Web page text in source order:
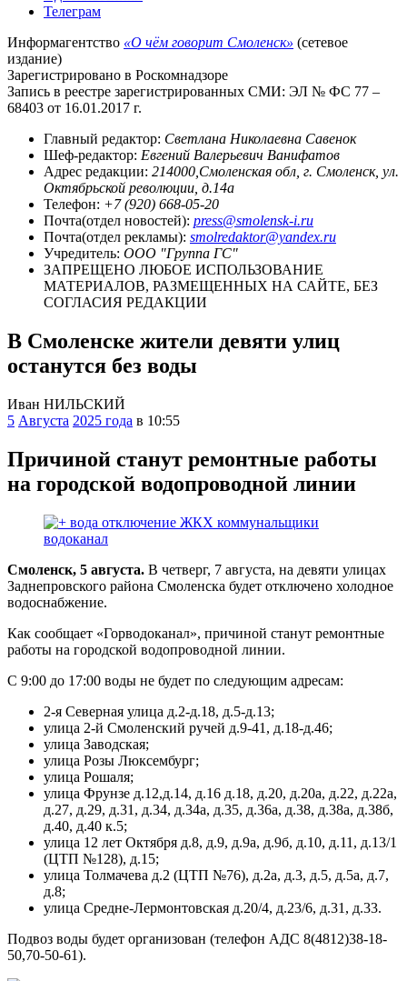
Телеграм
Информагентство «О чём говорит Смоленск» (сетевое
издание)
Зарегистрировано в Роскомнадзоре
Запись в реестре зарегистрированных СМИ: ЭЛ № ФС 77 –
68403 от 16.01.2017 г.
Главный редактор: Светлана Николаевна Савенок
Шеф-редактор: Евгений Валерьевич Ванифатов
Адрес редакции: 214000,Смоленская обл, г. Смоленск, ул.
Октябрьской революции, д.14а
Телефон: +7 (920) 668-05-20
Почта(отдел новостей): press@smolensk-i.ru
Почта(отдел рекламы): smolredaktor@yandex.ru
Учредитель: ООО "Группа ГС"
ЗАПРЕЩЕНО ЛЮБОЕ ИСПОЛЬЗОВАНИЕ
МАТЕРИАЛОВ, РАЗМЕЩЕННЫХ НА САЙТЕ, БЕЗ
СОГЛАСИЯ РЕДАКЦИИ
В Смоленске жители девяти улиц
останутся без воды
Иван НИЛЬСКИЙ
5 Августа 2025 года в 10:55
Причиной станут ремонтные работы
на городской водопроводной линии
Смоленск, 5 августа. В четверг, 7 августа, на девяти улицах
Заднепровского района Смоленска будет отключено холодное
водоснабжение.
Как сообщает «Горводоканал», причиной станут ремонтные
работы на городской водопроводной линии.
С 9:00 до 17:00 воды не будет по следующим адресам:
2-я Северная улица д.2-д.18, д.5-д.13;
улица 2-й Смоленский ручей д.9-41, д.18-д.46;
улица Заводская;
улица Розы Люксембург;
улица Рошаля;
улица Фрунзе д.12,д.14, д.16 д.18, д.20, д.20а, д.22, д.22а,
д.27, д.29, д.31, д.34, д.34а, д.35, д.36а, д.38, д.38а, д.38б,
д.40, д.40 к.5;
улица 12 лет Октября д.8, д.9, д.9а, д.9б, д.10, д.11, д.13/1
(ЦТП №128), д.15;
улица Толмачева д.2 (ЦТП №76), д.2а, д.3, д.5, д.5а, д.7,
д.8;
улица Средне-Лермонтовская д.20/4, д.23/6, д.31, д.33.
Подвоз воды будет организован (телефон АДС 8(4812)38-18-
50,70-50-61).